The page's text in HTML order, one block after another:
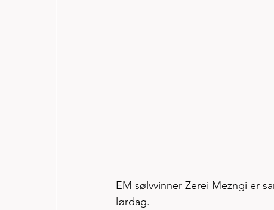
EM sølvvinner Zerei Mezngi er
lørdag.